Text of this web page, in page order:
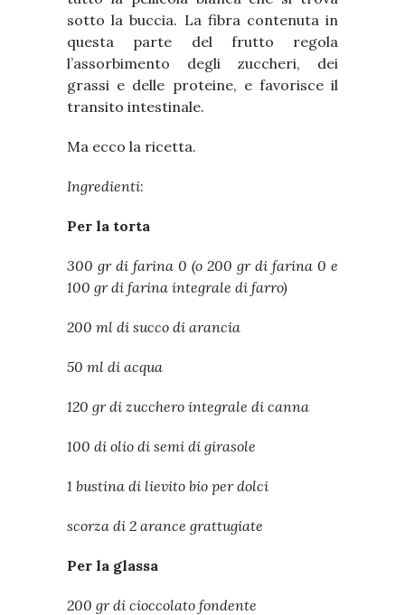
sotto la buccia. La fibra contenuta in
questa parte del frutto regola
l’assorbimento degli zuccheri, dei
grassi e delle proteine, e favorisce il
transito intestinale.
Ma ecco la ricetta.
Ingredienti:
Per la torta
300 gr di farina 0 (o 200 gr di farina 0 e
100 gr di farina integrale di farro)
200 ml di succo di arancia
50 ml di acqua
120 gr di zucchero integrale di canna
100 di olio di semi di girasole
1 bustina di lievito bio per dolci
scorza di 2 arance grattugiate
Per la glassa
200 gr di cioccolato fondente